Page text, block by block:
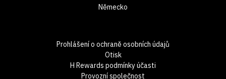
Německo
Prohlášení o ochraně osobních údajů
Otisk
H Rewards podmínky účasti
Provozní společnost